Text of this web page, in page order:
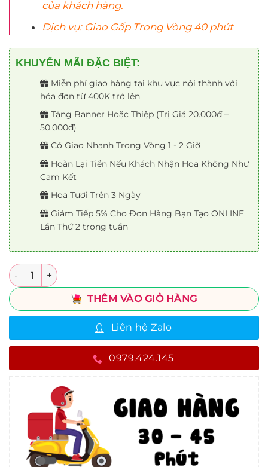
của khách hàng.
Dịch vụ: Giao Gấp Trong Vòng 40 phút
KHUYẾN MÃI ĐẶC BIỆT:
Miễn phí giao hàng tại khu vực nội thành với
hóa đơn từ 400K trở lên
Tặng Banner Hoặc Thiệp (Trị Giá 20.000đ –
50.000đ)
Có Giao Nhanh Trong Vòng 1 - 2 Giờ
Hoàn Lại Tiền Nếu Khách Nhận Hoa Không Như
Cam Kết
Hoa Tươi Trên 3 Ngày
Giảm Tiếp 5% Cho Đơn Hàng Bạn Tạo ONLINE
Lần Thứ 2 trong tuần
Số lượng
THÊM VÀO GIỎ HÀNG
Liên hệ Zalo
0979.424.145